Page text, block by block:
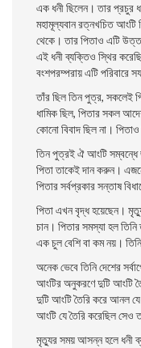
এক ধনী ছিলেন। তার প্রচুর
মহামূল্যবান রত্নখচিত আংটি
থেকে। তার পিতাও এটি
এই ধনী ব্যক্তিও স্থির
বংশপরম্পরায় এটি পরিবারে
তাঁর ছিল তিন পুত্র, সকলেই
ধামিক ছিল, পিতার সকল
কোনাে বিবাদ ছিল না।
তিন পুত্রই ঐ আংটি সম্বন্ধে
পিতা তাকেই দান করুন।
পিতার সর্বপ্রকার সন্তাষ
পিতা এখন বৃদ্ধ হয়েছেন।
চান। পিতার সমস্যা হল
এক চুল বেশি বা কম নয়।
অনেক ভেবে তিনি দেশের
আংটির অনুকরণে দুটি আংটি
দুটি আংটি তৈরি করে আনল যে
আংটি যে তৈরি করেছিল
মৃত্যুর সময় আসন্ন হলে ধনী